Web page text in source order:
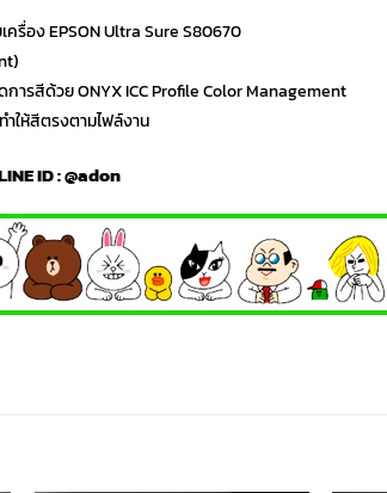
รื่อง EPSON Ultra Sure S80670
การสีด้วย ONYX ICC Profile Color Management
ให้สีตรงตามไฟล์งาน
ID :@adon